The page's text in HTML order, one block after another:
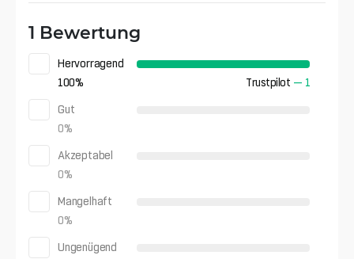
1 Bewertung
Hervorragend
100% Trustpilot — 1
Gut
0%
Akzeptabel
0%
Mangelhaft
0%
Ungenügend